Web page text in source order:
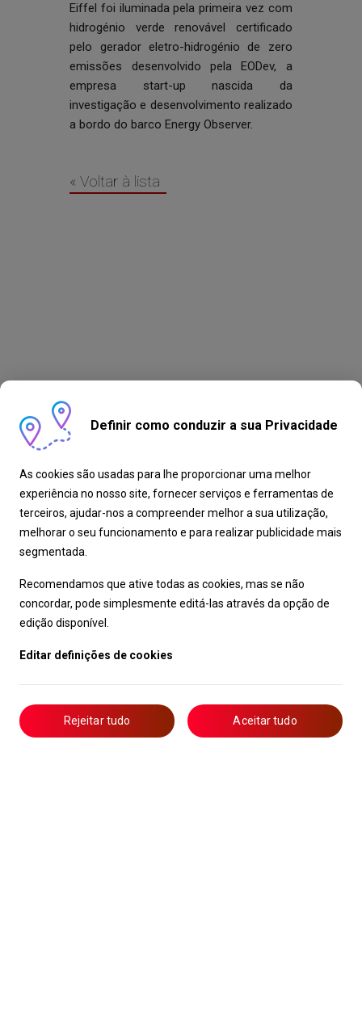
Eiffel foi iluminada pela primeira vez com
hidrogénio verde renovável certificado
pelo gerador eletro-hidrogénio de zero
emissões desenvolvido pela EODev, a
empresa start-up nascida da
investigação e desenvolvimento realizado
a bordo do barco Energy Observer.
« Voltar à lista
Definir como conduzir a sua Privacidade
As cookies são usadas para lhe proporcionar uma melhor
experiência no nosso site, fornecer serviços e ferramentas de
terceiros, ajudar-nos a compreender melhor a sua utilização,
melhorar o seu funcionamento e para realizar publicidade mais
segmentada.
Recomendamos que ative todas as cookies, mas se não
concordar, pode simplesmente editá-las através da opção de
edição disponível.
Editar definições de cookies
Rejeitar tudo Aceitar tudo